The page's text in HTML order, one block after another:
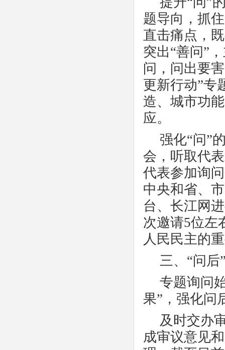
题导向，抓
直击痛点，
突出“善问”
问，问出要
更新行动”专
造、城市功
应。
强化“问”
会，听取代
代表参加询
中央和省、
台、长江网
次邀请5位左
人民民主的
三、 “问后
专题询问
果”，强化问
及时交办
成审议意见